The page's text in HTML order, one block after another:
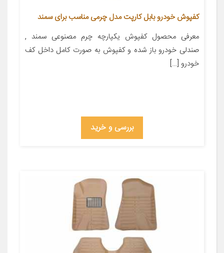
کفپوش خودرو بابل کارپت مدل چرمی مناسب برای سمند
معرفی محصول کفپوش یکپارچه چرم مصنوعی سمند ,
صندلی خودرو باز شده و کفپوش به صورت کامل داخل کف
خودرو […]
بررسی و خرید